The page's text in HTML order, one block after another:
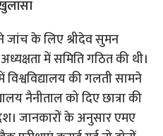
के लिए श्रीदेव सुमन
में समिति गठित की थी।
की गलती सामने
नैनीताल को दिए छात्रा की
जानकारों के अनुसार एमए